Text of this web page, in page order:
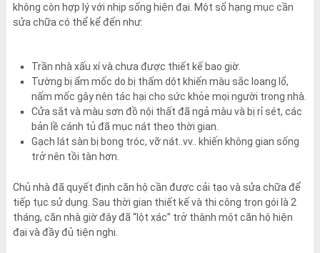
không còn hợp lý với nhịp sống hiện đại. Một số hạng mục cần
sửa chữa có thể kể đến như:
Trần nhà xấu xí và chưa được thiết kế bao giờ.
Tường bị ẩm mốc do bị thấm dột khiến màu sắc loang lổ,
nấm mốc gây nên tác hại cho sức khỏe mọi người trong nhà.
Cửa sắt và màu sơn đồ nội thất đã ngả màu và bị rỉ sét, các
bản lề cánh tủ đã mục nát theo thời gian.
Gạch lát sàn bị bong tróc, vỡ nát..vv.. khiến không gian sống
trở nên tồi tàn hơn.
Chủ nhà đã quyết định căn hộ cần được cải tạo và sửa chữa để
tiếp tục sử dụng. Sau thời gian thiết kế và thi công trọn gói là 2
tháng, căn nhà giờ đây đã “lột xác” trở thành một căn hộ hiện
đại và đầy đủ tiện nghi.